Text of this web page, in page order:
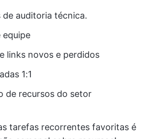
de auditoria técnica.
equipe
links novos e perdidos
1:1
de recursos do setor
tarefas recorrentes favoritas é